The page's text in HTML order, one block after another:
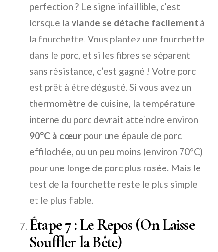
perfection ? Le signe infaillible, c’est
lorsque la viande se détache facilement à
la fourchette. Vous plantez une fourchette
dans le porc, et si les fibres se séparent
sans résistance, c’est gagné ! Votre porc
est prêt à être dégusté. Si vous avez un
thermomètre de cuisine, la température
interne du porc devrait atteindre environ
90°C à cœur pour une épaule de porc
effilochée, ou un peu moins (environ 70°C)
pour une longe de porc plus rosée. Mais le
test de la fourchette reste le plus simple
et le plus fiable.
Étape 7 : Le Repos (On Laisse
Souffler la Bête)